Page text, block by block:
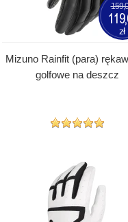
Mizuno Rainfit (para)
golfowe na deszcz
zł